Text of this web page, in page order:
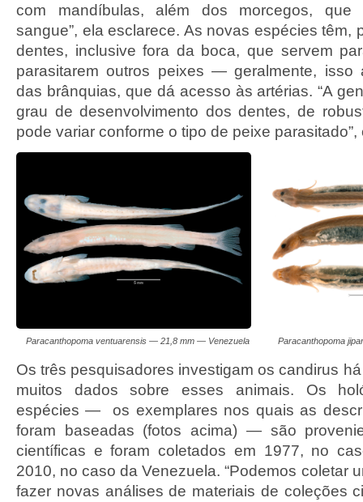
com mandíbulas, além dos morcegos, que
sangue”, ela esclarece. As novas espécies têm,
dentes, inclusive fora da boca, que servem
parasitarem outros peixes — geralmente, isso
das brânquias, que dá acesso às artérias. “A
grau de desenvolvimento dos dentes, de
pode variar conforme o tipo de peixe parasitado”,
Paracanthopoma ventuarensis — 21,8 mm — Venezuela Paracanthopoma
Os três pesquisadores investigam os candirus
muitos dados sobre esses animais. Os
espécies — os exemplares nos quais as
foram baseadas (fotos acima) — são
científicas e foram coletados em 1977, no
2010, no caso da Venezuela. “Podemos coletar
fazer novas análises de materiais de coleções